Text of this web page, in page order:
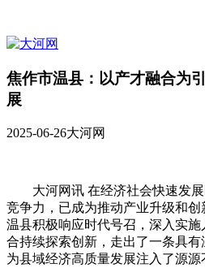
焦作市温县：以产才融合为
展
2025-06-26大河网
大河网讯 在经济社会快速发
竞争力，已成为推动产业升级和
温县积极响应时代号召，深入实
合持续探索创新，走出了一条具有
为县域经济高质量发展注入了源源